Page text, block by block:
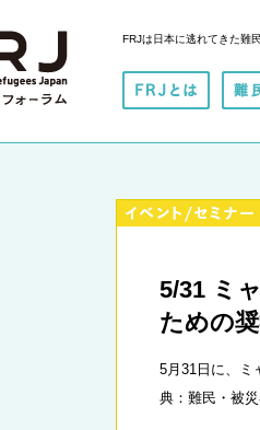
FRJは日本に逃れてきた難
5/31 ミ
ための
5月31日に、ミ
典：難民・被